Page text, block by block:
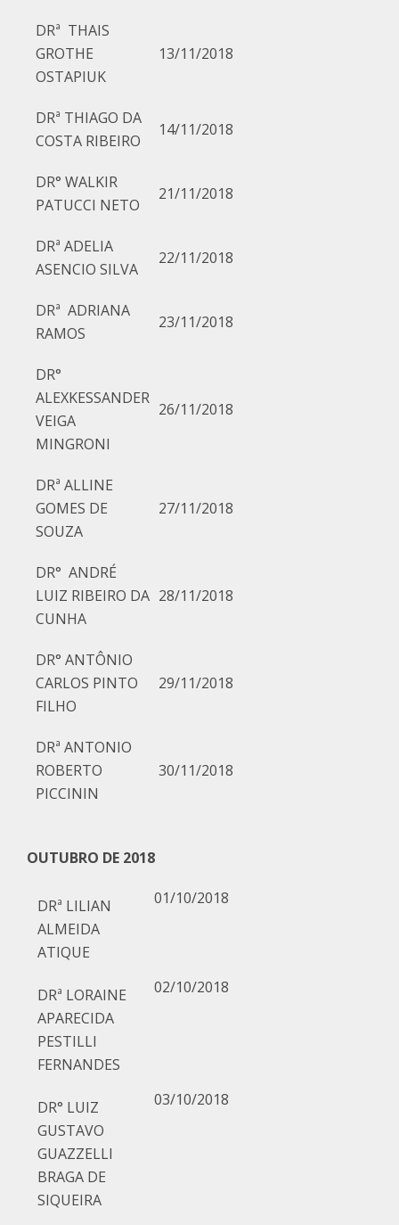
DRª THAIS
GROTHE
OSTAPIUK
13/11/2018
DRª THIAGO DA
COSTA RIBEIRO
14/11/2018
DR° WALKIR
PATUCCI NETO
21/11/2018
DRª ADELIA
ASENCIO SILVA
22/11/2018
DRª ADRIANA
RAMOS
23/11/2018
DR°
ALEXKESSANDER
VEIGA
MINGRONI
26/11/2018
DRª ALLINE
GOMES DE
SOUZA
27/11/2018
DR° ANDRÉ
LUIZ RIBEIRO DA
CUNHA
28/11/2018
DR° ANTÔNIO
CARLOS PINTO
FILHO
29/11/2018
DRª ANTONIO
ROBERTO
PICCININ
30/11/2018
OUTUBRO DE 2018
DRª LILIAN
ALMEIDA
ATIQUE
01/10/2018
DRª LORAINE
APARECIDA
PESTILLI
FERNANDES
02/10/2018
DR° LUIZ
GUSTAVO
GUAZZELLI
BRAGA DE
SIQUEIRA
03/10/2018